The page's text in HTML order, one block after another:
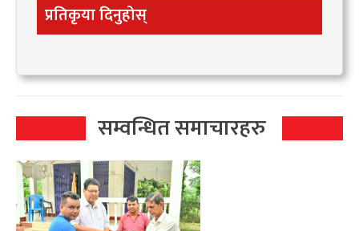
प्रतिकृया दिनुहोस्
सम्वन्धित समाचारहरु